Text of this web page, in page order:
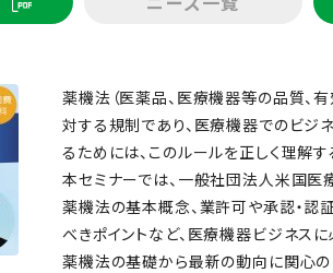
薬機法（医薬品、医療機器等の品質、
対する規制であり、医療機器でのビジ
るためには、このルールを正しく理解す
本セミナーでは、一般社団法人米国医
薬機法の基本概念、業許可や承認・認
べきポイントなど、医療機器ビジネス
薬機法の基礎から最新の動向に関心の